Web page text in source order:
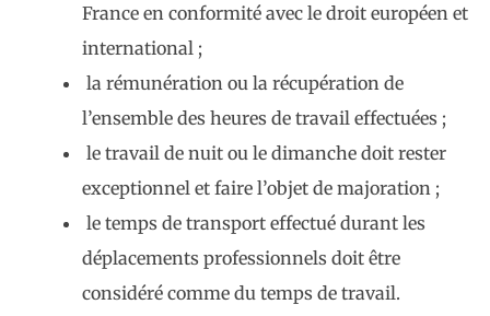
France en conformité avec le droit européen et
international ;
la rémunération ou la récupération de
l’ensemble des heures de travail effectuées ;
le travail de nuit ou le dimanche doit rester
exceptionnel et faire l’objet de majoration ;
le temps de transport effectué durant les
déplacements professionnels doit être
considéré comme du temps de travail.